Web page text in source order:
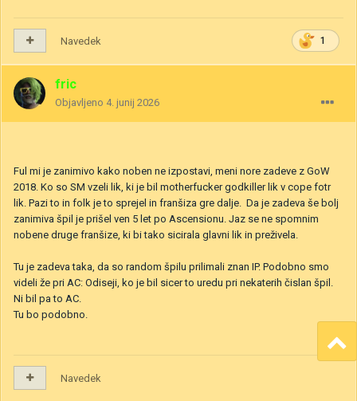
1
Navedek
fric
Objavljeno 4. junij 2026
Ful mi je zanimivo kako noben ne izpostavi, meni nore zadeve z GoW
2018. Ko so SM vzeli lik, ki je bil motherfucker godkiller lik v cope fotr
lik. Pazi to in folk je to sprejel in franšiza gre dalje. Da je zadeva še bolj
zanimiva špil je prišel ven 5 let po Ascensionu. Jaz se ne spomnim
nobene druge franšize, ki bi tako sicirala glavni lik in preživela.
Tu je zadeva taka, da so random špilu prilimali znan IP. Podobno smo
videli že pri AC: Odiseji, ko je bil sicer to uredu pri nekaterih čislan špil.
Ni bil pa to AC.
Tu bo podobno.
Navedek